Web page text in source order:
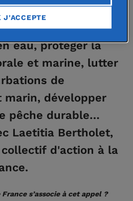
mobiliser le
pour préserver
eau, protéger la
et marine, lutter
de
marin, développer
pêche durable…
Laetitia Bertholet,
d'action à la
s’associe à cet appel ?
J'ACCEPTE